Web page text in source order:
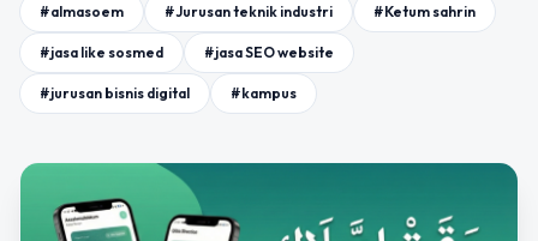
#almasoem #Jurusan teknik industri #Ketum sahrin
#jasa like sosmed #jasa SEO website
#jurusan bisnis digital #kampus